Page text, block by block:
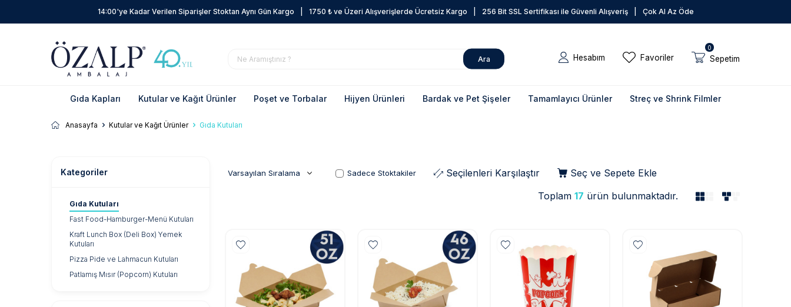
14:00'ye Kadar Verilen Siparişler Stoktan Aynı Gün Kargo 1750 ₺ ve Üzeri Alışverişlerde Ücretsiz Kargo 256 Bit SSL Sertifikası ile Güvenli Alışveriş Çok Al Az Öde
Ara Hesabım Favoriler
0
Sepetim
Gıda Kapları Kutular ve Kağıt Ürünler Poşet ve Torbalar Hijyen Ürünleri Bardak ve Pet Şişeler Tamamlayıcı Ürünler Streç ve Shrink Filmler
Anasayfa Kutular ve Kağıt Ürünler Gıda Kutuları
Kategoriler
Gıda Kutuları
Fast Food-Hamburger-Menü Kutuları
Kraft Lunch Box (Deli Box) Yemek
Kutuları
Pizza Pide ve Lahmacun Kutuları
Patlamış Mısır (Popcorn) Kutuları
Sadece Stoktakiler Seçilenleri Karşılaştır
Seç ve Sepete Ekle
Toplam 17 ürün bulunmaktadır.